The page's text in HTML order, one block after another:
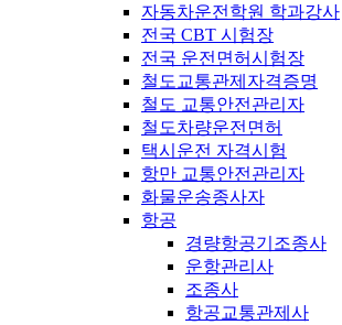
자동차운전학원 학과강사
전국 CBT 시험장
전국 운전면허시험장
철도교통관제자격증명
철도 교통안전관리자
철도차량운전면허
택시운전 자격시험
항만 교통안전관리자
화물운송종사자
항공
경량항공기조종사
운항관리사
조종사
항공교통관제사